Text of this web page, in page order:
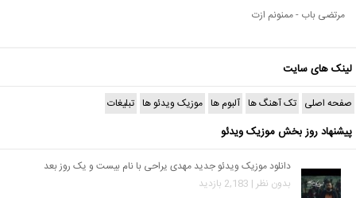
مرتضی باب - ممنونم ازت
لینک های سایت
صفحه اصلی تک آهنگ ها آلبوم ها موزیک ویدئو ها تبلیغات
پیشنهاد روز بخش موزیک ویدئو
دانلود موزیک ویدئو جدید مهدی یراحی با نام بیست و یک روز بعد
بدون نظر | 2,183 بازدید